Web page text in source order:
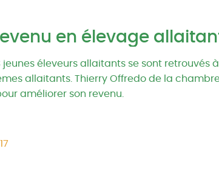
en élevage
8 jeunes éleveurs allaitants se sont
allaitants. Thierry Offredo de la
améliorer son revenu.